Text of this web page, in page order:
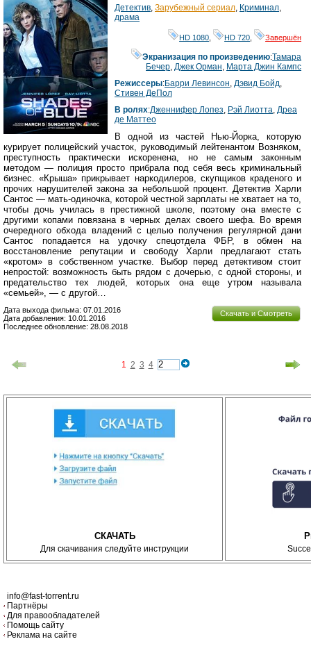
Детектив, Зарубежный сериал, Криминал,
драма
HD 1080 HD 720 Завершён
Экранизация по произведению:Тамара
Бечер,Джек Орман, Марта Джин Кампс
Режиссеры:Барри Левинсон, Дэвид Бойд,
Стивен ДеПол
В ролях:Дженнифер Лопез, Рэй Лиотта, Дреа
де Маттео
В одной из частей Нью-Йорка, которую
курирует полицейский участок, руководимый лейтенантом Возняком,
преступность практически искоренена, но не самым законным
методом — полиция просто прибрала под себя весь криминальный
бизнес. «Крыша» прикрывает наркодилеров, скупщиков краденого и
прочих нарушителей закона за небольшой процент. Детектив Харли
Сантос — мать-одиночка, которой честной зарплаты не хватает на то,
чтобы дочь училась в престижной школе, поэтому она вместе с
другими копами повязана в черных делах своего шефа. Во время
очередного обхода владений с целью получения регулярной дани
Сантос попадается на удочку спецотдела ФБР, в обмен на
восстановление репутации и свободу Харли предлагают стать
«кротом» в собственном участке. Выбор перед детективом стоит
непростой: возможность быть рядом с дочерью, с одной стороны, и
предательство тех людей, которых она еще утром называла
«семьей», — с другой…
Скачать и Смотреть
Дата выхода фильма: 07.01.2016
Дата добавления: 10.01.2016
Последнее обновление: 28.08.2018
1 2 3 4
СКАЧАТЬ
Для скачивания следуйте инструкции
info@fast-torrent.ru
Партнёры
Для правообладателей
Помощь сайту
Реклама на сайте